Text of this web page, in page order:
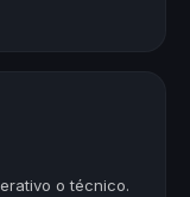
o técnico.